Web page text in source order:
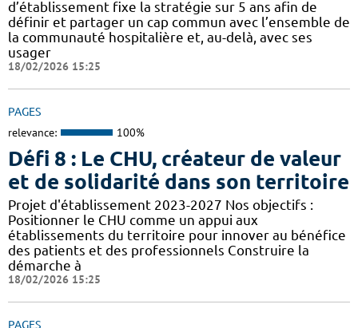
d’établissement fixe la stratégie sur 5 ans afin de
définir et partager un cap commun avec l’ensemble de
la communauté hospitalière et, au-delà, avec ses
usager
18/02/2026 15:25
PAGES
relevance: 100%
Défi 8 : Le CHU, créateur de valeur
et de solidarité dans son territoire
Projet d'établissement 2023-2027 Nos objectifs :
Positionner le CHU comme un appui aux
établissements du territoire pour innover au bénéfice
des patients et des professionnels Construire la
démarche à
18/02/2026 15:25
PAGES